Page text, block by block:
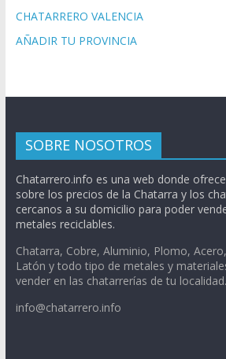
CHATARRERO VALENCIA
AÑADIR TU PROVINCIA
SOBRE NOSOTROS
Chatarrero.info es una web donde
sobre los precios de la Chatarra y los
cercanos a su domicilio para poder
metales reciclables.
Chatarra, Cobre, Aluminio, Plomo,
Latón y todo tipo de metales y
vender en las chatarrerías de tu localidad.
info@chatarrero.info